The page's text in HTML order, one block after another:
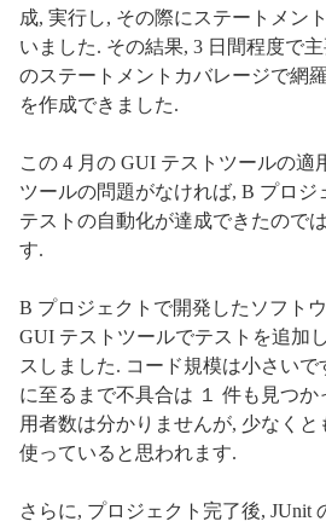
成, 実行し, その際にステートメン
いました. その結果, 3 日間程度で
のステートメントカバレージで網
を作成できました.
この 4 月の GUI テストツールの適
ツールの問題がなければ, B プロ
テストの自動化が達成できたので
す.
B プロジェクトで開発したソフト
GUI テストツールでテストを追加
スしました. コード規模は小さいで
に至るまで不具合は １ 件も見つか
用者数は分かりませんが, 少なく
使っていると思われます.
さらに, プロジェクト完了後, JUnit